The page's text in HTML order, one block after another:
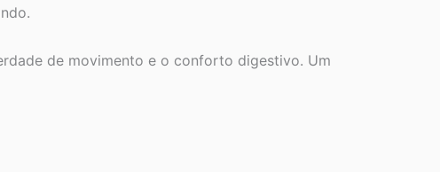
de movimento e o conforto digestivo. Um